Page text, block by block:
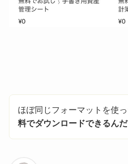
ほぼ同じフォーマットを使
料でダウンロードできるんだ